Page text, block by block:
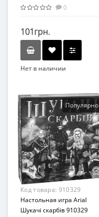
0
101грн.
Нет в наличии
Вид
Развлекательные
Возраст
От 7 лет
Материал
Картон
Популярно
Код товара: 910329
Настольная игра Arial
Шукачі скарбів 910329